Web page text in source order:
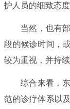
护人员的细致态度
当然，也有
段的候诊时间，
较为重视，并持
综合来看，
范的诊疗体系以